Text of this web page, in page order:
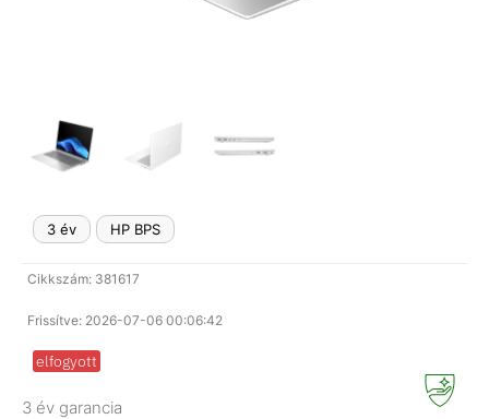
3 év HP BPS
Cikkszám: 381617
Frissítve: 2026-07-06 00:06:42
elfogyott
3 év garancia